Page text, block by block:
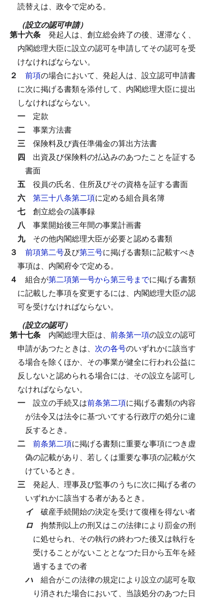
読替えは、政令で定める。
（設立の認可申請）
第十六条 発起人は、創立総会終了の後、遅滞なく、
内閣総理大臣に設立の認可を申請してその認可を受
けなければならない。
２ 前項の場合において、発起人は、設立認可申請書
に次に掲げる書類を添付して、内閣総理大臣に提出
しなければならない。
一 定款
二 事業方法書
三 保険料及び責任準備金の算出方法書
四 出資及び保険料の払込みのあつたことを証する
書面
五 役員の氏名、住所及びその資格を証する書面
六 第三十八条第二項に定める組合員名簿
七 創立総会の議事録
八 事業開始後三年間の事業計画書
九 その他内閣総理大臣が必要と認める書類
３ 前項第二号及び第三号に掲げる書類に記載すべき
事項は、内閣府令で定める。
４ 組合が第二項第一号から第三号までに掲げる書類
に記載した事項を変更するには、内閣総理大臣の認
可を受けなければならない。
（設立の認可）
第十七条 内閣総理大臣は、 前条第一項の設立の認可
申請があつたときは、 次の各号のいずれかに該当す
る場合を除くほか、その事業が健全に行われ公益に
反しないと認められる場合には、その設立を認可し
なければならない。
一 設立の手続又は前条第二項に掲げる書類の内容
が法令又は法令に基づいてする行政庁の処分に違
反するとき。
二 前条第二項に掲げる書類に重要な事項につき虚
偽の記載があり、若しくは重要な事項の記載が欠
けているとき。
三 発起人、理事及び監事のうちに次に掲げる者の
いずれかに該当する者があるとき。
イ 破産手続開始の決定を受けて復権を得ない者
ロ 拘禁刑以上の刑又はこの法律により罰金の刑
に処せられ、その執行の終わつた後又は執行を
受けることがないこととなつた日から五年を経
過するまでの者
ハ 組合がこの法律の規定により設立の認可を取
り消された場合において、当該処分のあつた日